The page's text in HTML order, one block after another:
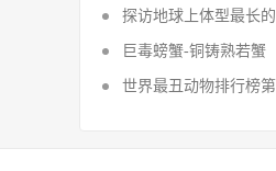
探访地球上体型最长
巨毒螃蟹-铜铸熟若蟹
世界最丑动物排行榜